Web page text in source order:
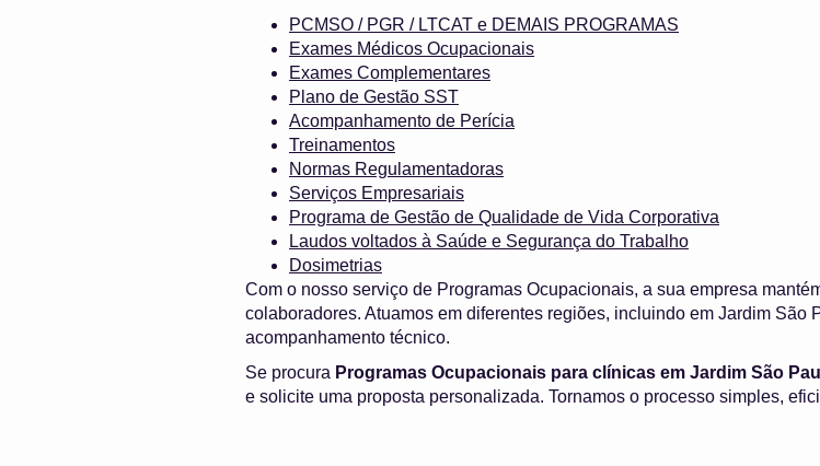
PCMSO / PGR / LTCAT e DEMAIS PROGRAMAS
Exames Médicos Ocupacionais
Exames Complementares
Plano de Gestão SST
Acompanhamento de Perícia
Treinamentos
Normas Regulamentadoras
Serviços Empresariais
Programa de Gestão de Qualidade de Vida Corporativa
Laudos voltados à Saúde e Segurança do Trabalho
Dosimetrias
Com o nosso serviço de Programas Ocupacionais, a sua empresa
colaboradores. Atuamos em diferentes regiões, incluindo em Jardim São
acompanhamento técnico.
Se procura Programas Ocupacionais para clínicas em Jardim São
e solicite uma proposta personalizada. Tornamos o processo simples,